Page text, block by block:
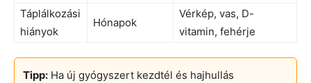
Táplálkozási
hiányok
Hónapok
Vérkép, vas, D-
vitamin, fehérje
Tipp: Ha új gyógyszert kezdtél és hajhullás